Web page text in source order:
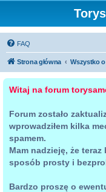
FAQ
Strona główna
Witaj na forum
Forum zostało
wprowadziłem kilka
spamem.
Mam nadzieję, że
sposób prosty i
Bardzo proszę o